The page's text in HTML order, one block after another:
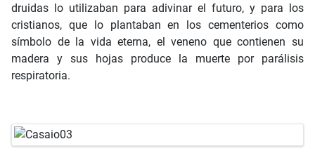
druidas lo utilizaban para adivinar el futuro, y para los
cristianos, que lo plantaban en los cementerios como
símbolo de la vida eterna, el veneno que contienen su
madera y sus hojas produce la muerte por parálisis
respiratoria.